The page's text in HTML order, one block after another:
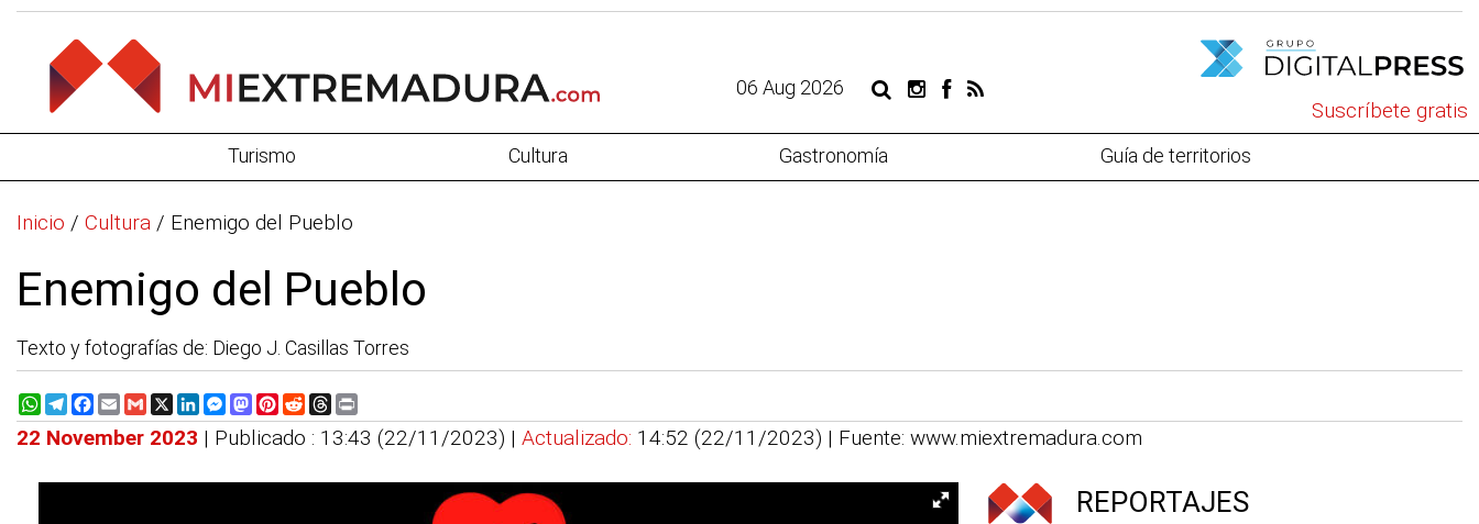
06 Aug 2026
Suscríbete gratis
Turismo Cultura Gastronomía Guía de territorios
Inicio / Cultura / Enemigo del Pueblo
Enemigo del Pueblo
Texto y fotografías de: Diego J. Casillas Torres
WhatsApp
Telegram
Facebook
EmailGmail
X LinkedIn
Messenger
Mastodon
Pinterest
RedditThreads
22 November 2023 | Publicado : 13:43 (22/11/2023) | Actualizado: 14:52 (22/11/2023) | Fuente: www.miextremadura.com
REPORTAJES